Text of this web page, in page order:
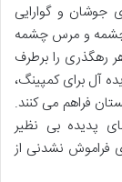
جوشان و گوارایی
چشمه و مرس چشمه
رهگذری را برطرف
آل برای کمپینگ،
فراهم می کنند.
پدیده بی نظیر
فراموش نشدنی از